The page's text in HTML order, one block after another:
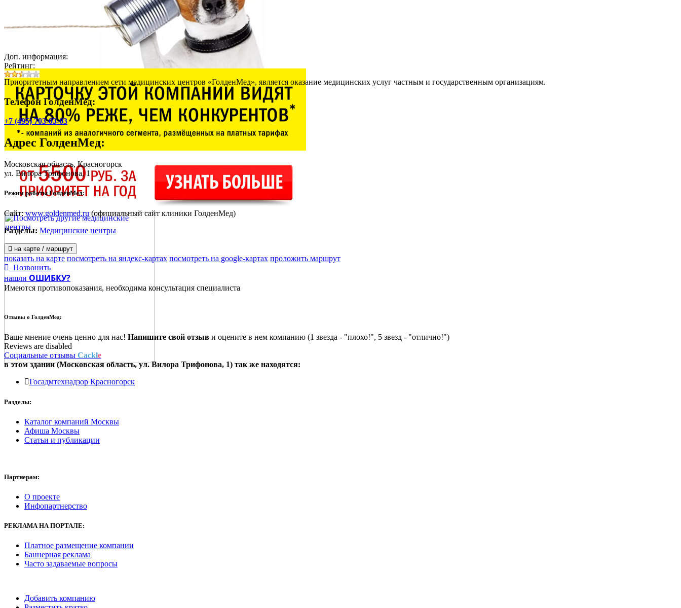
Доп. информация:
Рейтинг:
Приоритетным направлением сети медицинских центров «ГолденМед», является оказание медицинских услуг частным и государственным организациям.
Телефон ГолденМед:
+7 (495) 703-03-03
Адрес ГолденМед:
Московская область, Красногорск
ул. Вилора Трифонова, 1
Режим работы ГолденМед:
Сайт:www.goldenmed.ru(официальный сайт клиники ГолденМед)
Разделы: Медицинские центры
на карте / маршрут
показать на карте посмотреть на яндекс-картах посмотреть на google-картах проложить маршрут
Позвонить
нашли ОШИБКУ?
Имеются противопоказания, необходима консультация специалиста
Отзывы о ГолденМед:
Ваше мнение очень ценно для нас! Напишите свой отзыв и оцените в нем компанию (1 звезда - "плохо!", 5 звезд - "отлично!")
Reviews are disabled
Социальные отзывы Cackle
в этом здании (Московская область,ул. Вилора Трифонова, 1) так же находятся:
Госадмтехнадзор Красногорск
Разделы:
Каталог компаний Москвы
Афиша Москвы
Статьи и публикации
Партнерам:
О проекте
Инфопартнерство
РЕКЛАМАНА ПОРТАЛЕ:
Платное размещение компании
Баннерная реклама
Часто задаваемые вопросы
Добавить компанию